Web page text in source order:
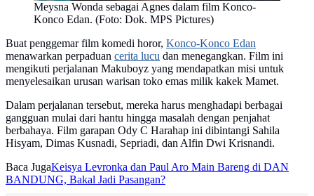
Meysna Wonda sebagai Agnes dalam film Konco-
Konco Edan. (Foto: Dok. MPS Pictures)
Buat penggemar film komedi horor, Konco-Konco Edan
menawarkan perpaduan cerita lucu dan menegangkan. Film ini
mengikuti perjalanan Makuboyz yang mendapatkan misi untuk
menyelesaikan urusan warisan toko emas milik kakek Mamet.
Dalam perjalanan tersebut, mereka harus menghadapi berbagai
gangguan mulai dari hantu hingga masalah dengan penjahat
berbahaya. Film garapan Ody C Harahap ini dibintangi Sahila
Hisyam, Dimas Kusnadi, Sepriadi, dan Alfin Dwi Krisnandi.
Baca JugaKeisya Levronka dan Paul Aro Main Bareng di DAN
BANDUNG, Bakal Jadi Pasangan?